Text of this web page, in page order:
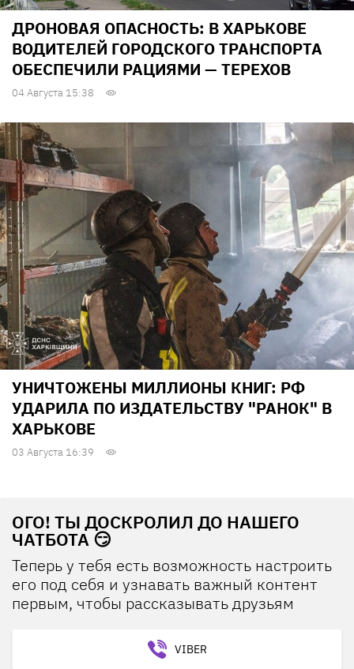
ДРОНОВАЯ ОПАСНОСТЬ: В ХАРЬКОВЕ
ВОДИТЕЛЕЙ ГОРОДСКОГО ТРАНСПОРТА
ОБЕСПЕЧИЛИ РАЦИЯМИ — ТЕРЕХОВ
04 Августа 15:38
УНИЧТОЖЕНЫ МИЛЛИОНЫ КНИГ: РФ
УДАРИЛА ПО ИЗДАТЕЛЬСТВУ "РАНОК" В
ХАРЬКОВЕ
03 Августа 16:39
ОГО! ТЫ ДОСКРОЛИЛ ДО НАШЕГО
ЧАТБОТА 😏
Теперь у тебя есть возможность настроить
его под себя и узнавать важный контент
первым, чтобы рассказывать друзьям
VIBER